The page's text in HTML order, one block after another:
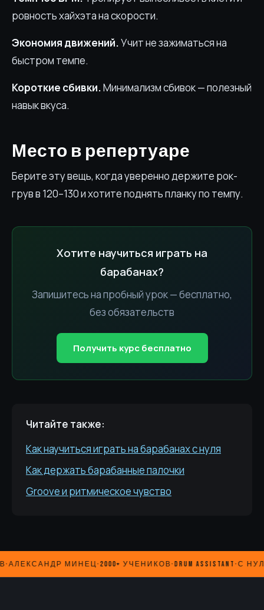
ровность хайхэта на скорости.
Экономия движений.Учит не зажиматься на
быстром темпе.
Короткие сбивки.Минимализм сбивок — полезный
навык вкуса.
Место в репертуаре
Берите эту вещь, когда уверенно держите рок-
грув в 120–130 и хотите поднять планку по темпу.
Хотите научиться играть на
барабанах?
Запишитесь на пробный урок — бесплатно,
без обязательств
Получить курс бесплатно
Читайте также:
Как научиться играть на барабанах с нуля
Как держать барабанные палочки
Groove и ритмическое чувство
АЛЕКСАНДР МИНЕЦ·2000+ УЧЕНИКОВ·DRUM ASSISTANT· С